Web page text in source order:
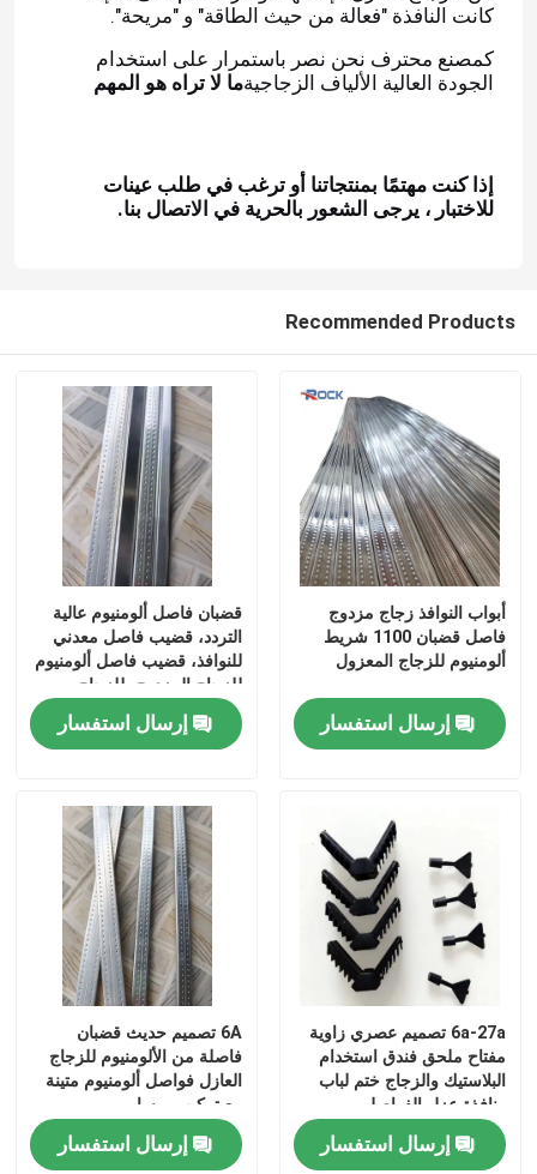
وسادة الفلين
موصل زاوية بلاستيك
ملحقات زجاجية أخرى
مسمار التوسيع
زجاج معشق معماري
كانت النافذة "فعالة من حيث الطاقة" و "مريحة".
كمصنع محترف نحن نصر باستمرار على استخدام
الجودة العالية الألياف الزجاجيةما لا تراه هو المهم
إذا كنت مهتمًا بمنتجاتنا أو ترغب في طلب عينات
للاختبار ، يرجى الشعور بالحرية في الاتصال بنا.
Recommended Products
أبواب النوافذ زجاج مزدوج
فاصل قضبان 1100 شريط
ألومنيوم للزجاج المعزول
إرسال استفسار
قضبان فاصل ألومنيوم عالية
التردد، قضيب فاصل معدني
للنوافذ، قضيب فاصل ألومنيوم
للزجاج المزدوج، للزجاج
العازل
إرسال استفسار
6a-27a تصميم عصري زاوية
مفتاح ملحق فندق استخدام
البلاستيك والزجاج ختم لباب
ونافذة عزل الفواصل
إرسال استفسار
6A تصميم حديث قضبان
فاصلة من الألومنيوم للزجاج
العازل فواصل ألومنيوم متينة
مع تركيب بمسامير
إرسال استفسار